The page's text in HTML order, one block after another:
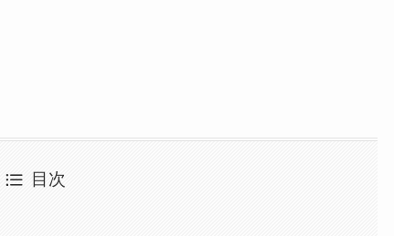
目次